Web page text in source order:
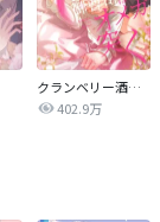
クランベリー酒の芳りに惑わされる御曹司はオメガに突く
402.9万